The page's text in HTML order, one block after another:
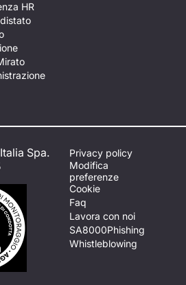
HR
Spa.
Privacy policy
Modifica
preferenze
Cookie
Faq
Lavora con noi
SA8000Phishing
Whistleblowing